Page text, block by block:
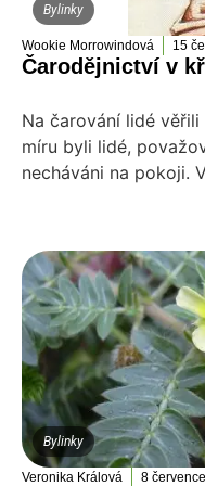
Bylinky
Wookie Morrowindová 15
Čarodějnictví v
Na čarování lidé
míru byli lidé,
necháváni na pokoji.
Bylinky
Veronika Králová 8